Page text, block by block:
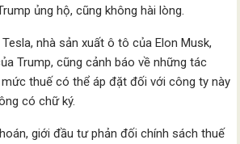
ủng hộ, cũng không hài lòng.
nhà sản xuất ô tô của Elon Musk,
Trump, cũng cảnh báo về những tác
thuế có thể áp đặt đối với công ty này
có chữ ký.
giới đầu tư phản đối chính sách thuế